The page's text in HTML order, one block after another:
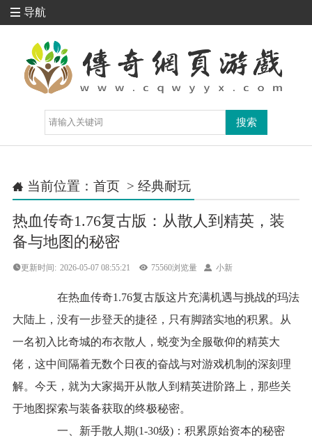
 导航
 当前位置： 首页 > 经典耐玩
热血传奇1.76复古版：从散人到精英，装
备与地图的秘密
更新时间: 2026-05-07 08:55:21  75560浏览量  小新
在热血传奇1.76复古版这片充满机遇与挑战的玛法
大陆上，没有一步登天的捷径，只有脚踏实地的积累。从
一名初入比奇城的布衣散人，蜕变为全服敬仰的精英大
佬，这中间隔着无数个日夜的奋战与对游戏机制的深刻理
解。今天，就为大家揭开从散人到精英进阶路上，那些关
于地图探索与装备获取的终极秘密。
一、新手散人期(1-30级)：积累原始资本的秘密